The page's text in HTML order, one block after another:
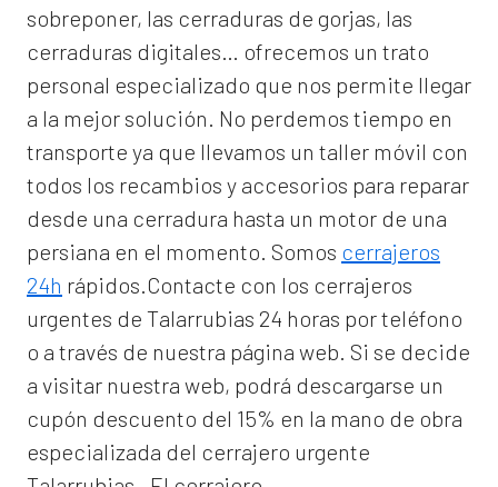
sobreponer, las cerraduras de gorjas, las
cerraduras digitales… ofrecemos un trato
personal especializado que nos permite llegar
a la mejor solución. No perdemos tiempo en
transporte ya que llevamos un taller móvil con
todos los recambios y accesorios para reparar
desde una cerradura hasta un motor de una
persiana en el momento. Somos cerrajeros
24h rápidos.Contacte con los cerrajeros
urgentes de Talarrubias 24 horas por teléfono
o a través de nuestra página web. Si se decide
a visitar nuestra web, podrá descargarse un
cupón descuento del 15% en la mano de obra
especializada del cerrajero urgente